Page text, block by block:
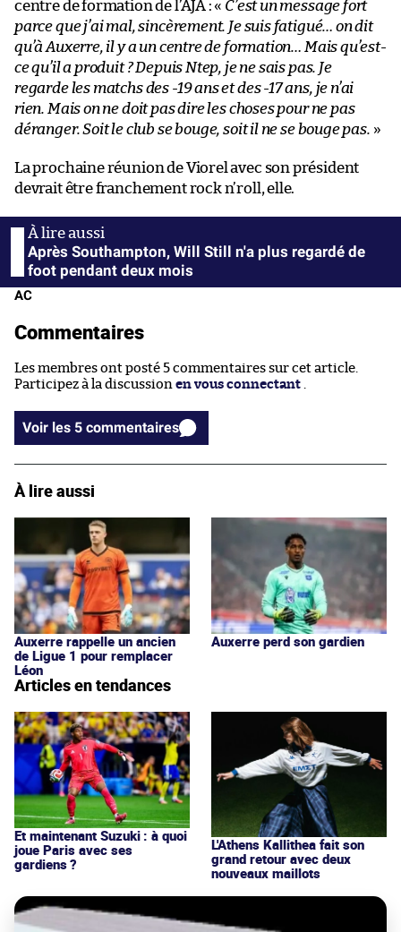
centre de formation de l’AJA : « C’est un message fort
parce que j’ai mal, sincèrement. Je suis fatigué… on dit
qu’à Auxerre, il y a un centre de formation… Mais qu’est-
ce qu’il a produit ? Depuis Ntep, je ne sais pas. Je
regarde les matchs des -19 ans et des -17 ans, je n’ai
rien. Mais on ne doit pas dire les choses pour ne pas
déranger. Soit le club se bouge, soit il ne se bouge pas. »
La prochaine réunion de Viorel avec son président
devrait être franchement rock n’roll, elle.
Après Southampton, Will Still n'a plus regardé de
foot pendant deux mois
AC
Commentaires
Les membres ont posté 5 commentaires sur cet article.
Participez à la discussion en vous connectant
Voir les 5 commentaires
À lire aussi
Auxerre rappelle un ancien
de Ligue 1 pour remplacer
Léon
Auxerre perd son gardien
Articles en tendances
Et maintenant Suzuki : à quoi
joue Paris avec ses
gardiens ?
L'Athens Kallithea fait son
grand retour avec deux
nouveaux maillots